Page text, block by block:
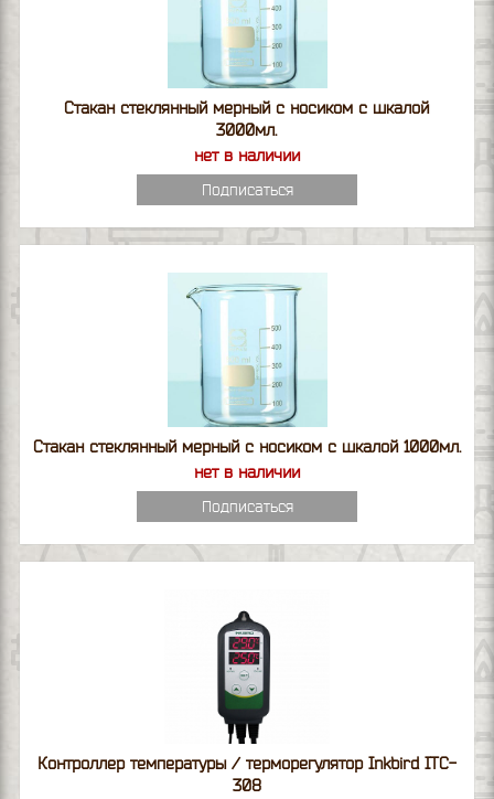
Стакан стеклянный мерный с носиком с шкалой
3000мл.
нет в наличии
Подписаться
Стакан стеклянный мерный с носиком с шкалой 1000мл.
нет в наличии
Подписаться
Контроллер температуры / терморегулятор Inkbird ITC-
308